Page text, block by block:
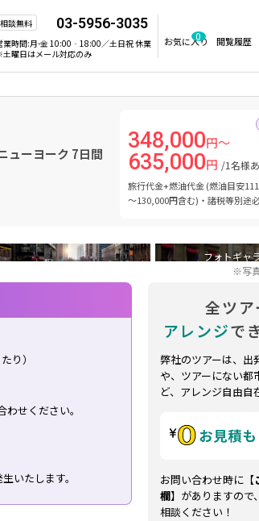
相談無料 03-5956-3035
業時間:月-金 10:00‐18:00／土日祝 休業
曜日はメール対応のみ
お気に入り
0 閲覧履歴
ューヨーク 7日間
348,000円～
635,000円 /1名様
旅行代金+燃油代金 (燃油目安
～130,000円含む)・諸税等別途
フォトギャ
※写
り）
せください。
いたします。
全ツア
アレンジで
弊社のツアーは、出
や、ツアーにない都
ど、アレンジ自由自
お問い合わせ時に【
欄】がありますので
相談ください！